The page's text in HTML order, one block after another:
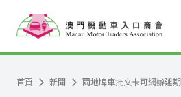
首頁 新聞 兩地牌車批文卡可網辦延期